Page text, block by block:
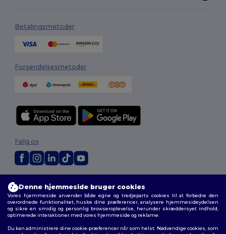
Betalingsmetoder
Forsendelsesmetoder
Vilkår og Betingelser|Tilpasset politik |Fortrolighedspolitik
cookies|Sitemap
Følg os
Denne hjemmeside bruger cookies
Vores hjemmeside anvender både egne og tredjeparts cookies til at forbedre den
overordnede funktionalitet, huske dine præferencer, analysere hjemmesideydelsen
og sikre en smidig og personlig browseroplevelse, herunder skræddersyet indhold,
optimerede interaktioner med vores hjemmeside og reklame.
Du kan administrere dine cookie-præferencer når som helst. Nødvendige cookies, som